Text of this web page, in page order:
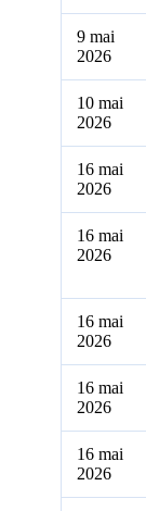
9 mai
2026
10 mai
2026
16 mai
2026
16 mai
2026
16 mai
2026
16 mai
2026
16 mai
2026